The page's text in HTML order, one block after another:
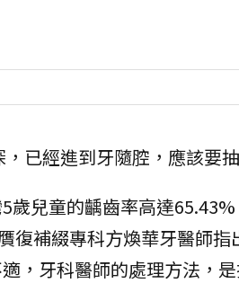
已經進到牙隨腔，應該要抽
兒童的齲齒率高達
復補綴專科方煥華牙醫師
，牙科醫師的處理方法，